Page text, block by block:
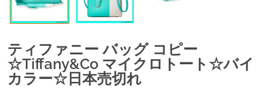
ティファニー バッグ コピー
☆Tiffany&Co マイクロトート☆バイ
カラー☆日本売切れ